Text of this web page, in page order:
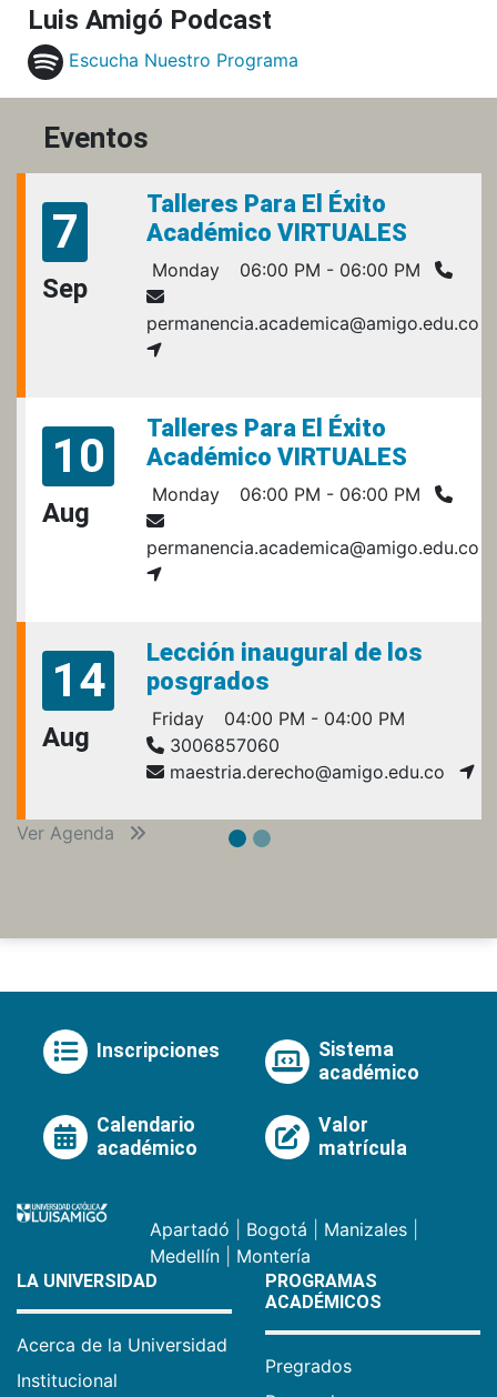
Luis Amigó Podcast
Escucha Nuestro Programa
Eventos
7
Sep
Talleres Para El Éxito
Académico VIRTUALES
Monday 06:00 PM - 06:00 PM
permanencia.academica@amigo.edu.co
10
Aug
Talleres Para El Éxito
Académico VIRTUALES
Monday 06:00 PM - 06:00 PM
permanencia.academica@amigo.edu.co
14
Aug
Lección inaugural de los
posgrados
Friday
04:00 PM - 04:00 PM
3006857060
maestria.derecho@amigo.edu.co
Ver Agenda
Inscripciones
Sistema
académico
Calendario
académico
Valor
matrícula
Apartadó Bogotá Manizales
Medellín
Montería
LA UNIVERSIDAD
Acerca de la Universidad
Institucional
PROGRAMAS
ACADÉMICOS
Pregrados